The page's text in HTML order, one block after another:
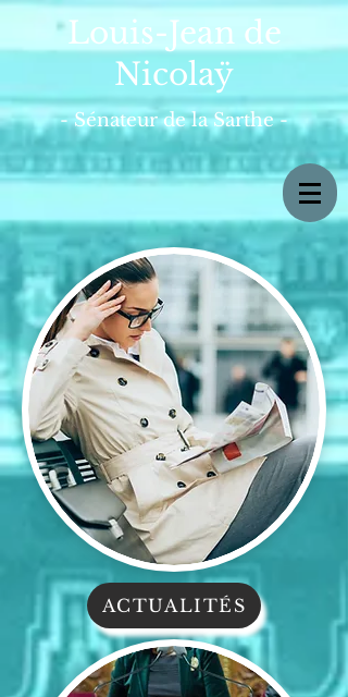
Louis-Jean de
Nicolaÿ
- Sénateur de la Sarthe -
ACTUALITÉS